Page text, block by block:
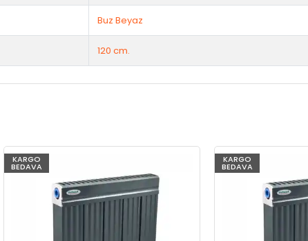
Buz Beyaz
120 cm.
KARGO
BEDAVA
KARGO
BEDAVA